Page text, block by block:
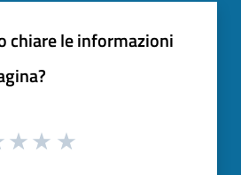
chiare le informazioni